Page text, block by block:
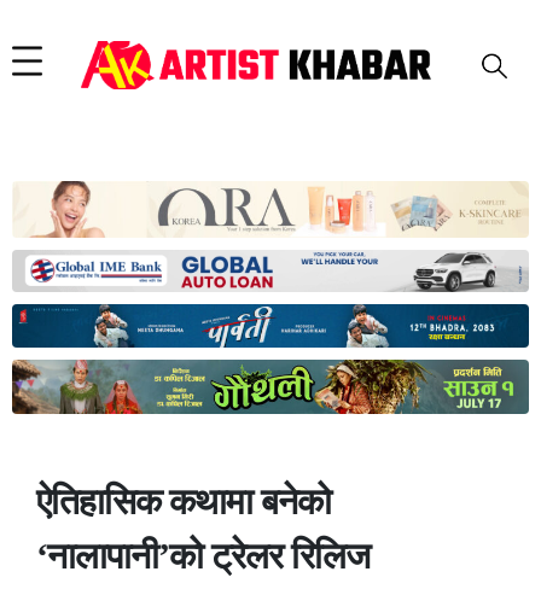
ऐतिहासिक कथामा बनेको
‘नालापानी’को ट्रेलर रिलिज